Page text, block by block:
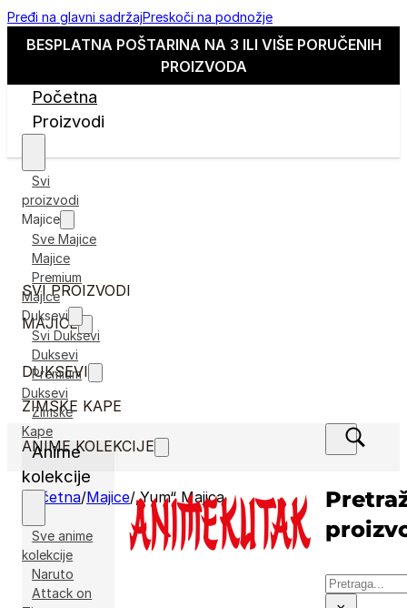
Pređi na glavni sadržajPreskoči na podnožje
BESPLATNA POŠTARINA NA 3 ILI VIŠE PORUČENIH
PROIZVODA
Početna
Proizvodi
Svi
proizvodi
Majice
Sve Majice
Majice
Premium
Majice
Duksevi
Svi Duksevi
Duksevi
Premium
Duksevi
Zimske
Kape
Anime
kolekcije
Sve anime
kolekcije
Naruto
Attack on
Pretraga
SVI PROIZVODI
MAJICE
DUKSEVI
ZIMSKE KAPE
ANIME KOLEKCIJE
Početna/Majice/„Yum“ Majica